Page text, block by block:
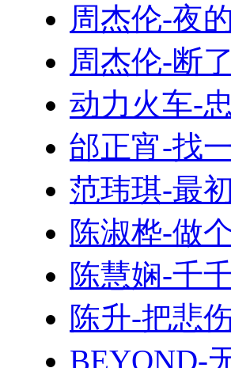
周杰伦-夜
周杰伦-断
动力火车-
邰正宵-找
范玮琪-最
陈淑桦-做
陈慧娴-千
陈升-把悲
BEYOND-